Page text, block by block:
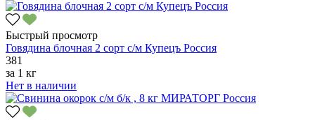
Быстрый просмотр
Говядина блочная 2 сорт с/м Купецъ Россия
381
за 1 кг
Нет в наличии